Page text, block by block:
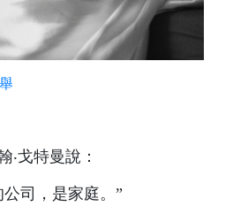
‧戈特曼說：
司，是家庭。”